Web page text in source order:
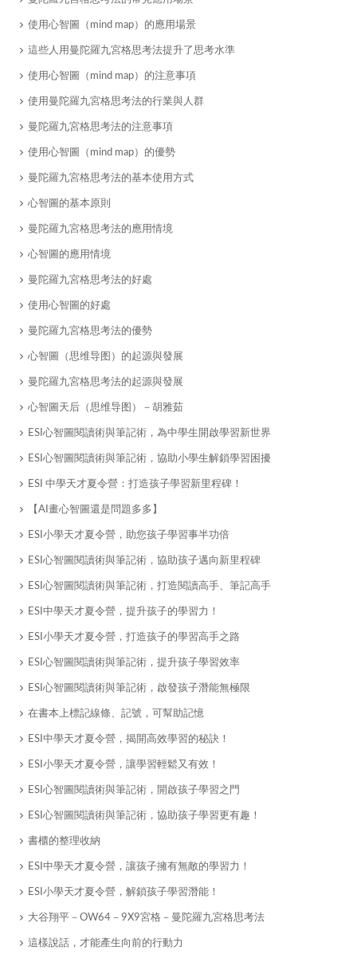
使用心智圖（mind map）的應用場景
這些人用曼陀羅九宮格思考法提升了思考水準
使用心智圖（mind map）的注意事項
使用曼陀羅九宮格思考法的行業與人群
曼陀羅九宮格思考法的注意事項
​使用心智圖（mind map）的優勢
曼陀羅九宮格思考法的基本使用方式
​心智圖的基本原則
​曼陀羅九宮格思考法的應用情境
心智圖的應用情境
​曼陀羅九宮格思考法的好處
使用心智圖的好處
曼陀羅九宮格思考法的優勢
​心智圖（思维导图）的起源與發展
​曼陀羅九宮格思考法的起源與發展
心智圖天后（思维导图）－胡雅茹
ESI心智圖閱讀術與筆記術，為中學生開啟學習新世界
ESI心智圖閱讀術與筆記術，協助小學生解鎖學習困擾
ESI 中學天才夏令營：打造孩子學習新里程碑！
【AI畫心智圖還是問題多多】
ESI小學天才夏令營，助您孩子學習事半功倍
ESI心智圖閱讀術與筆記術，協助孩子邁向新里程碑
ESI心智圖閱讀術與筆記術，打造閱讀高手、筆記高手
ESI中學天才夏令營，提升孩子的學習力！
ESI小學天才夏令營，打造孩子的學習高手之路
ESI心智圖閱讀術與筆記術，提升孩子學習效率
ESI心智圖閱讀術與筆記術，啟發孩子潛能無極限
在書本上標記線條、記號，可幫助記憶
ESI中學天才夏令營，揭開高效學習的秘訣！
ESI小學天才夏令營，讓學習輕鬆又有效！
ESI心智圖閱讀術與筆記術，開啟孩子學習之門
ESI心智圖閱讀術與筆記術，協助孩子學習更有趣！
書櫃的整理收納
ESI中學天才夏令營，讓孩子擁有無敵的學習力！
ESI小學天才夏令營，解鎖孩子學習潛能！
大谷翔平－OW64－9X9宮格－曼陀羅九宮格思考法
這樣說話，才能產生向前的行動力